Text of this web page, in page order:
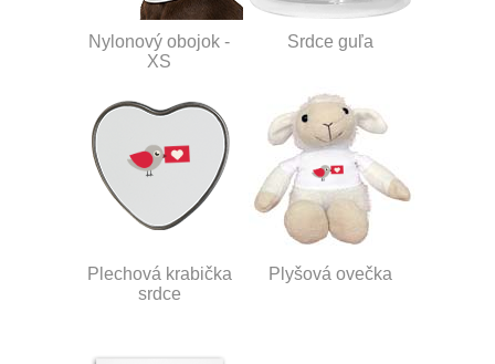
Nylonový obojok -
XS
Srdce guľa
Plechová krabička
srdce
Plyšová ovečka